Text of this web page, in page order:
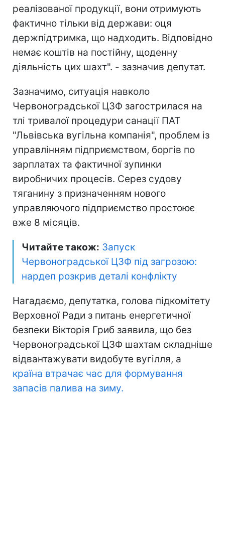
реалізованої продукції, вони отримують
фактично тільки від держави: оця
держпідтримка, що надходить. Відповідно
немає коштів на постійну, щоденну
діяльність цих шахт". - зазначив депутат.
Зазначимо, ситуація навколо
Червоноградської ЦЗФ загострилася на
тлі тривалої процедури санації ПАТ
"Львівська вугільна компанія", проблем із
управлінням підприємством, боргів по
зарплатах та фактичної зупинки
виробничих процесів. Серез судову
тяганину з призначенням нового
управляючого підприємство простоює
вже 8 місяців.
Читайте також: Запуск
Червоноградської ЦЗФ під загрозою:
нардеп розкрив деталі конфлікту
Нагадаємо, депутатка, голова підкомітету
Верховної Ради з питань енергетичної
безпеки Вікторія Гриб заявила, що без
Червоноградської ЦЗФ шахтам складніше
відвантажувати видобуте вугілля, а
країна втрачає час для формування
запасів палива на зиму.